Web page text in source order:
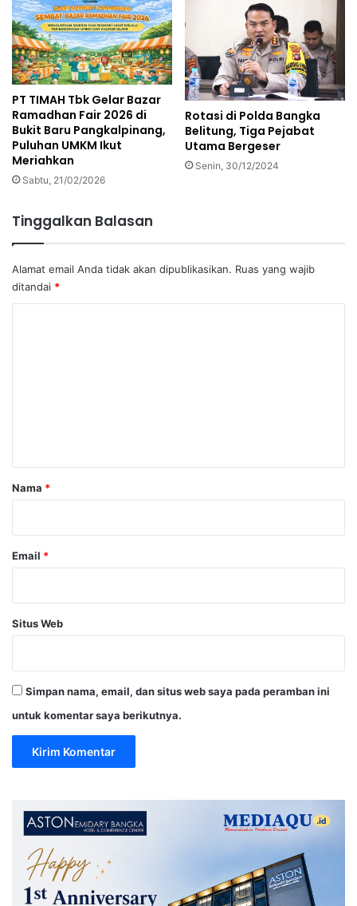
PT TIMAH Tbk Gelar Bazar
Ramadhan Fair 2026 di
Bukit Baru Pangkalpinang,
Puluhan UMKM Ikut
Meriahkan
Sabtu, 21/02/2026
Rotasi di Polda Bangka
Belitung, Tiga Pejabat
Utama Bergeser
Senin, 30/12/2024
Tinggalkan Balasan
Alamat email Anda tidak akan dipublikasikan. Ruas yang wajib
ditandai *
rNama *
Email *
Situs Web
Simpan nama, email, dan situs web saya pada peramban ini
untuk komentar saya berikutnya.